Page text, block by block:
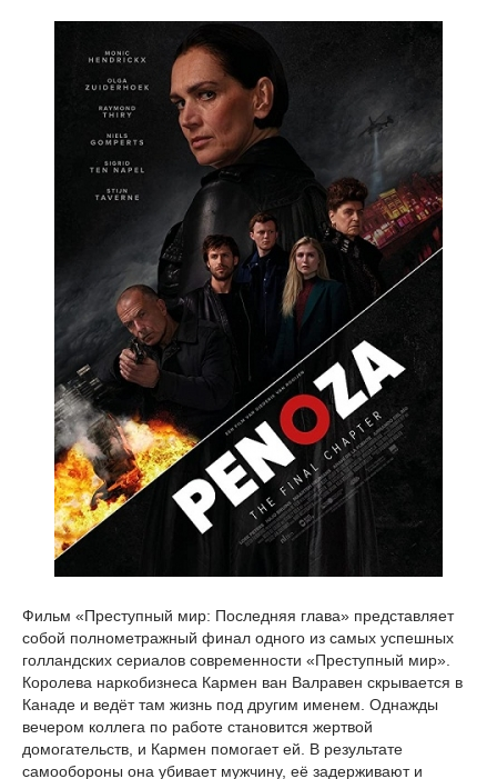
Фильм «Преступный мир: Последняя глава» представляет
собой полнометражный финал одного из самых успешных
голландских сериалов современности «Преступный мир».
Королева наркобизнеса Кармен ван Валравен скрывается в
Канаде и ведёт там жизнь под другим именем. Однажды
вечером коллега по работе становится жертвой
домогательств, и Кармен помогает ей. В результате
самообороны она убивает мужчину, её задерживают и